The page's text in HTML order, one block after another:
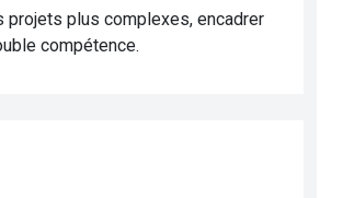
plus complexes, encadrer
compétence.